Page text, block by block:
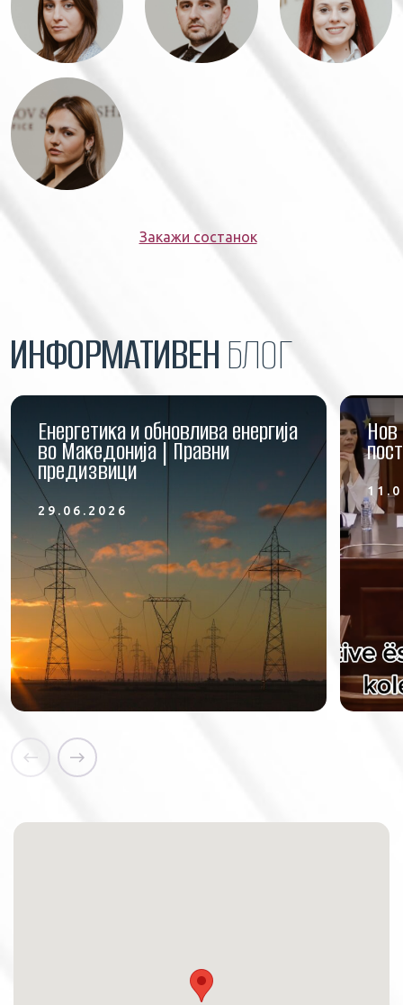
Закажи состанок
ИНФОРМАТИВЕНБЛОГ
Енергетика и обновлива енергија
во Македонија | Правни
предизвици
29.06.2026
Нов